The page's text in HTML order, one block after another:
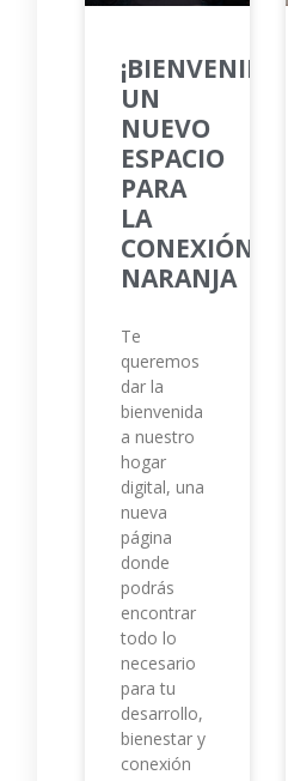
¡BIENVENIDOS!
UN
NUEVO
ESPACIO
PARA
LA
CONEXIÓN
NARANJA
Te
queremos
dar la
bienvenida
a nuestro
hogar
digital, una
nueva
página
donde
podrás
encontrar
todo lo
necesario
para tu
desarrollo,
bienestar y
conexión